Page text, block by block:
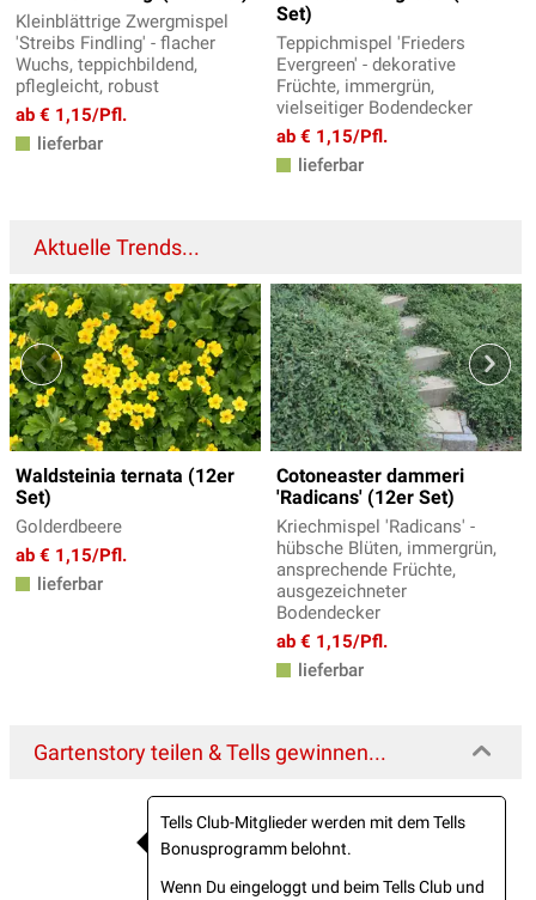
Kleinblättrige Zwergmispel
'Streibs Findling' - flacher
Wuchs, teppichbildend,
pflegleicht, robust
ab € 1,15/Pfl.
lieferbar
Set)
Teppichmispel 'Frieders
Evergreen' - dekorative
Früchte, immergrün,
vielseitiger Bodendecker
ab € 1,15/Pfl.
lieferbar
Aktuelle Trends...
Waldsteinia ternata (12er
Set)
Golderdbeere
ab € 1,15/Pfl.
lieferbar
Cotoneaster dammeri
'Radicans' (12er Set)
Kriechmispel 'Radicans' -
hübsche Blüten, immergrün,
ansprechende Früchte,
ausgezeichneter
Bodendecker
ab € 1,15/Pfl.
lieferbar
Gartenstory teilen & Tells gewinnen...
Tells Club-Mitglieder werden mit dem Tells
Bonusprogramm belohnt.
Wenn Du eingeloggt und beim Tells Club und